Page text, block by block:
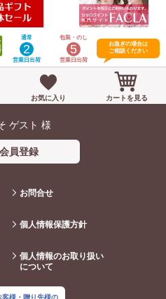
通常
2
営業日出荷
包装・のし
5
営業日出荷
お急ぎの場合は
ご相談ください
お気に入り カートを見る
ゲスト 様
員登録
お問合せ
個人情報保護方針
個人情報のお取り扱い
について
客様・贈り先様の